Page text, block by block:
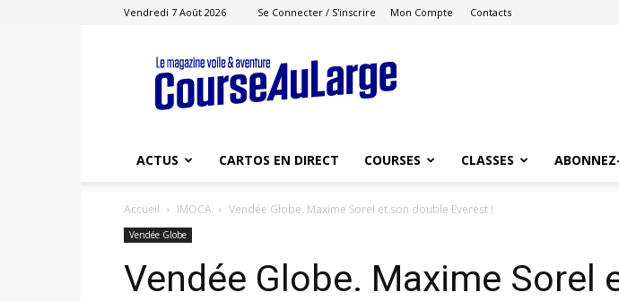
Vendredi 7 Août 2026 Se Connecter / S'inscrire Mon Compte Contacts
Course
au
Large
ACTUS CARTOS EN DIRECT COURSES CLASSES
Accueil IMOCA Vendée Globe. Maxime Sorel et son double Everest !
Vendée Globe
Vendée Globe. Maxime Sorel